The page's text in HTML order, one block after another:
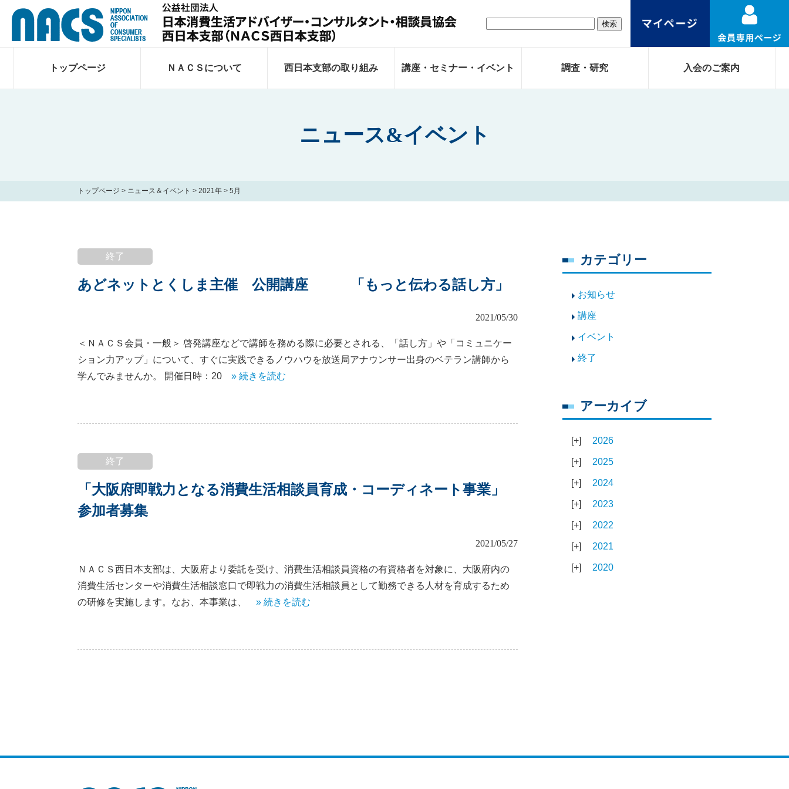
トップページ ＮＡＣＳについて 西日本支部の取り組み 講座・セミナー・イベント 調査・研究 入会のご案内
ニュース&イベント
トップページ > ニュース＆イベント > 2021年 > 5月
終了
あどネットとくしま主催 公開講座 「もっと伝わる話し方」
2021/05/30
＜ＮＡＣＳ会員・一般＞ 啓発講座などで講師を務める際に必要とされる、「話し方」や「コミュニケー
ション力アップ」について、すぐに実践できるノウハウを放送局アナウンサー出身のベテラン講師から
学んでみませんか。 開催日時：20
» 続きを読む
終了
「大阪府即戦力となる消費生活相談員育成・コーディネート事業」
参加者募集
2021/05/27
ＮＡＣＳ西日本支部は、大阪府より委託を受け、消費生活相談員資格の有資格者を対象に、大阪府内の
消費生活センターや消費生活相談窓口で即戦力の消費生活相談員として勤務できる人材を育成するため
の研修を実施します。なお、本事業は、
» 続きを読む
カテゴリー
お知らせ
講座
イベント
終了
アーカイブ
2026
2025
2024
2023
2022
2021
2020